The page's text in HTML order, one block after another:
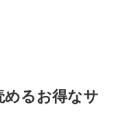
めるお得なサ